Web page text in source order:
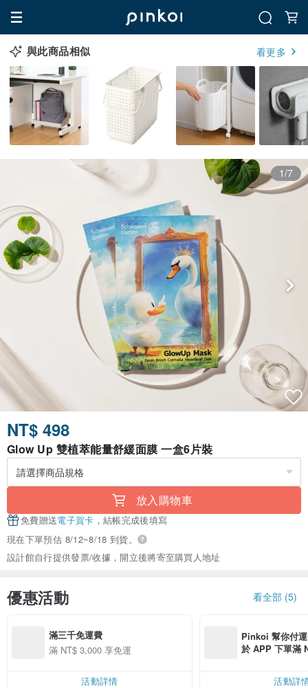
與此商品相似 看更多
1/7
NT$ 498
Glow Up 雙植萃能量舒緩面膜 一盒6片裝
放入購物車
免費贈送電子賀卡 ，結帳完成後填寫
現在下單預估 8/12~8/18 到貨。
設計館自行提供發票/收據，開立後將寄至購買人地址
優惠活動 看全部 (5)
滿三千免運費
滿 NT$ 3,000 享免運
活動詳情
Pinkoi 幫你付
於 APP 下單滿
活動詳